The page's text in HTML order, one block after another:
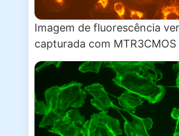
Imagem de fluorescência
capturada com MTR3CMOS